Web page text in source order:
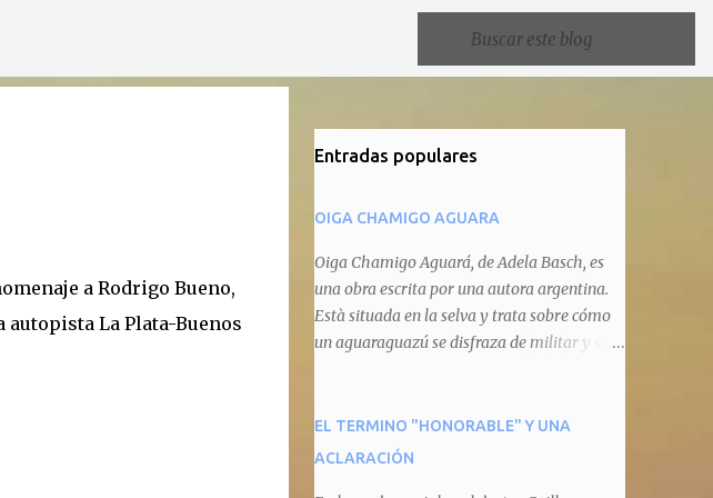
a Rodrigo Bueno,
La Plata-Buenos
Entradas populares
OIGA CHAMIGO AGUARA
Oiga Chamigo Aguará, de Adela Basch, es
una obra escrita por una autora argentina.
Està situada en la selva y trata sobre cómo
un aguaraguazú se disfraza de militar y se
animal que pretenda circular por ahí. En
primera instancia aparece Teteu, el tero,
EL TERMINO "HONORABLE" Y UNA
ACLARACIÓN